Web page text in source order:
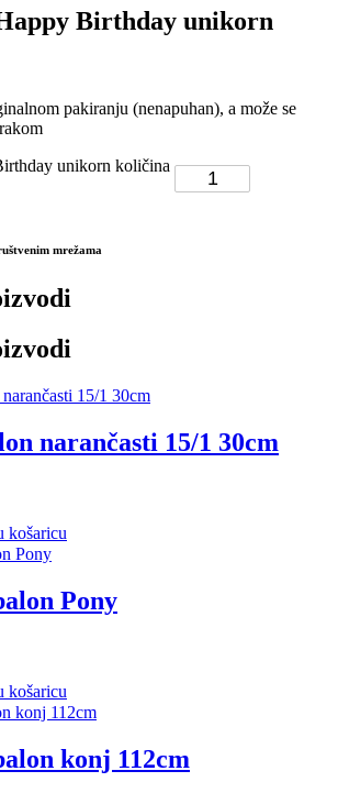
Birthday unikorn
pakiranju (nenapuhan), a može se
unikorn količina
mrežama
narančasti 15/1 30cm
košaricu
Pony
košaricu
konj 112cm